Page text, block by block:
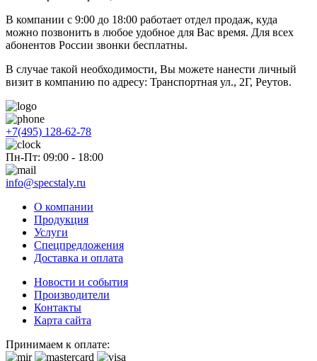
В компании с 9:00 до 18:00 работает отдел продаж, куда
можно позвонить в любое удобное для Вас время. Для всех
абонентов России звонки бесплатны.
В случае такой необходимости, Вы можете нанести личный
визит в компанию по адресу: Транспортная ул., 2Г, Реутов.
+7(495) 128-62-78
Пн-Пт: 09:00 - 18:00
info@specstaly.ru
О компании
Продукция
Услуги
Спецпредложения
Доставка и оплата
Новости и события
Производители
Контакты
Карта сайта
Принимаем к оплате: